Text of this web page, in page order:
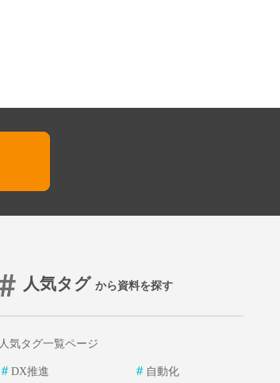
人気タグ から資料を探す
人気タグ一覧ページ
＃ DX推進 ＃ 自動化